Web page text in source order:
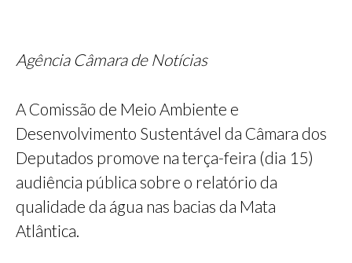
Agência Câmara de Notícias
A Comissão de Meio Ambiente e
Desenvolvimento Sustentável da Câmara dos
Deputados promove na terça-feira (dia 15)
audiência pública sobre o relatório da
qualidade da água nas bacias da Mata
Atlântica.